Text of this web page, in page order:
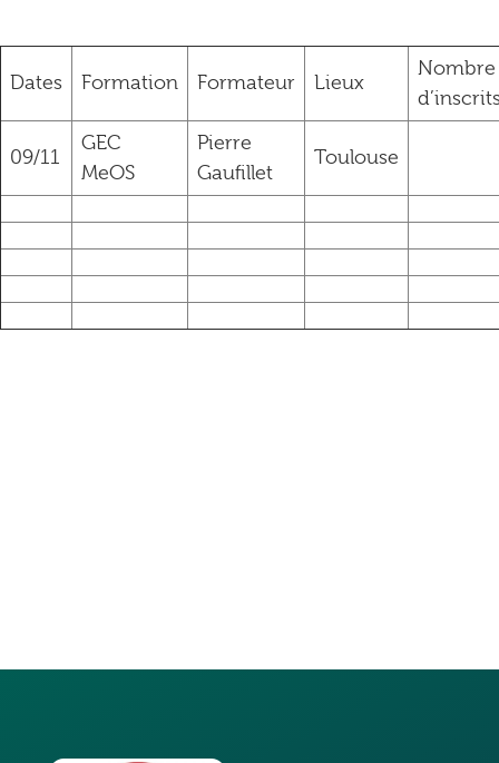
Dates Formation Formateur Lieux
Nombre
09/11
GEC
MeOS
Pierre
Gaufillet
Toulouse